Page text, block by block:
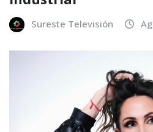
Sureste Televisión